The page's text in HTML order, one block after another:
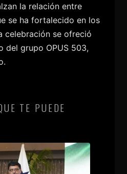
la relación entre
se ha fortalecido en los
celebración se ofreció
del grupo OPUS 503,
TE PUEDE